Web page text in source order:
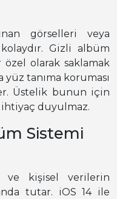
görselleri veya
Gizli albüm
özel olarak saklamak
tanıma koruması
Üstelik bunun için
duyulmaz.
Sistemi
ve kişisel verilerin
tutar. iOS 14 ile